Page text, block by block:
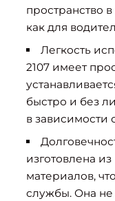
пространство
как для
Легкость
2107 имеет
быстро и без
в зависимости
изготовлена
материалов,
службы. Она не